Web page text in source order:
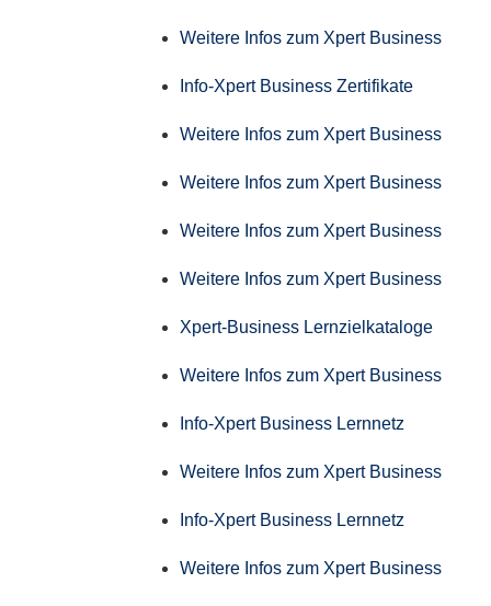
Weitere Infos zum Xpert Business
Info-Xpert Business Zertifikate
Weitere Infos zum Xpert Business
Weitere Infos zum Xpert Business
Weitere Infos zum Xpert Business
Weitere Infos zum Xpert Business
Xpert-Business Lernzielkataloge
Weitere Infos zum Xpert Business
Info-Xpert Business Lernnetz
Weitere Infos zum Xpert Business
Info-Xpert Business Lernnetz
Weitere Infos zum Xpert Business